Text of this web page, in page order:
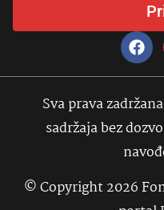
Sva prava
sadržaja bez
© Copyright 2026